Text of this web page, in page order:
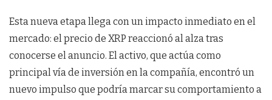
Esta nueva etapa llega con un impacto inmediato en el
mercado: el precio de XRP reaccionó al alza tras
conocerse el anuncio. El activo, que actúa como
principal vía de inversión en la compañía, encontró un
nuevo impulso que podría marcar su comportamiento a